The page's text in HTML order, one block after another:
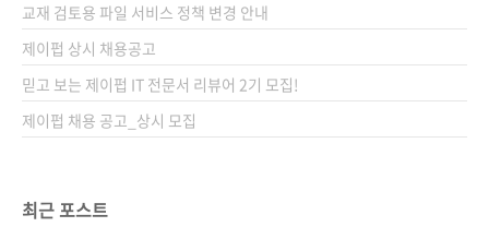
교재 검토용 파일 서비스 정책 변경 안내
제이펍 상시 채용공고
믿고 보는 제이펍 IT 전문서 리뷰어 2기 모집!
제이펍 채용 공고_상시 모집
최근 포스트